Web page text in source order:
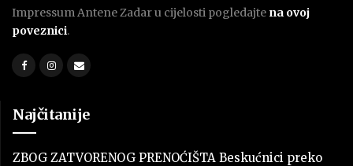
Impressum Antene Zadar u cijelosti pogledajte na ovoj
poveznici.
Najčitanije
ZBOG ZATVORENOG PRENOĆIŠTA Beskućnici preko